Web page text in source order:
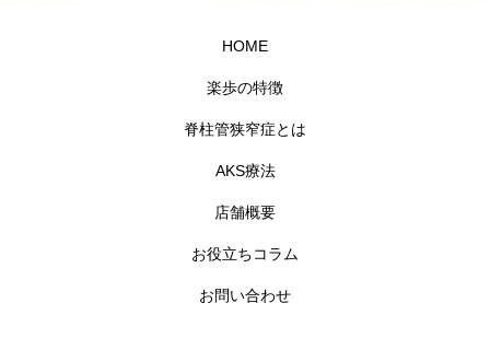
HOME
楽歩の特徴
脊柱管狭窄症とは
AKS療法
店舗概要
お役立ちコラム
お問い合わせ